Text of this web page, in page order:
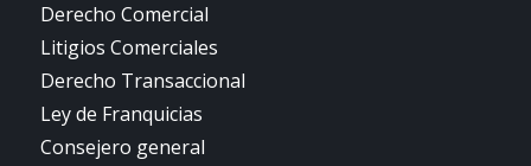
Derecho Comercial
Litigios Comerciales
Derecho Transaccional
Ley de Franquicias
Consejero general